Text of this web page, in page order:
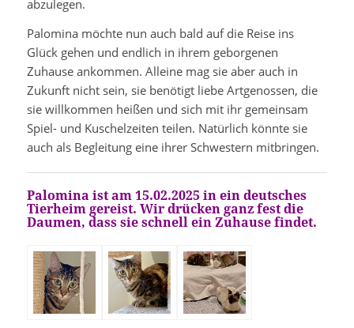
abzulegen.
Palomina möchte nun auch bald auf die Reise ins
Glück gehen und endlich in ihrem geborgenen
Zuhause ankommen. Alleine mag sie aber auch in
Zukunft nicht sein, sie benötigt liebe Artgenossen, die
sie willkommen heißen und sich mit ihr gemeinsam
Spiel- und Kuschelzeiten teilen. Natürlich könnte sie
auch als Begleitung eine ihrer Schwestern mitbringen.
Palomina ist am 15.02.2025 in ein deutsches
Tierheim gereist. Wir drücken ganz fest die
Daumen, dass sie schnell ein Zuhause findet.